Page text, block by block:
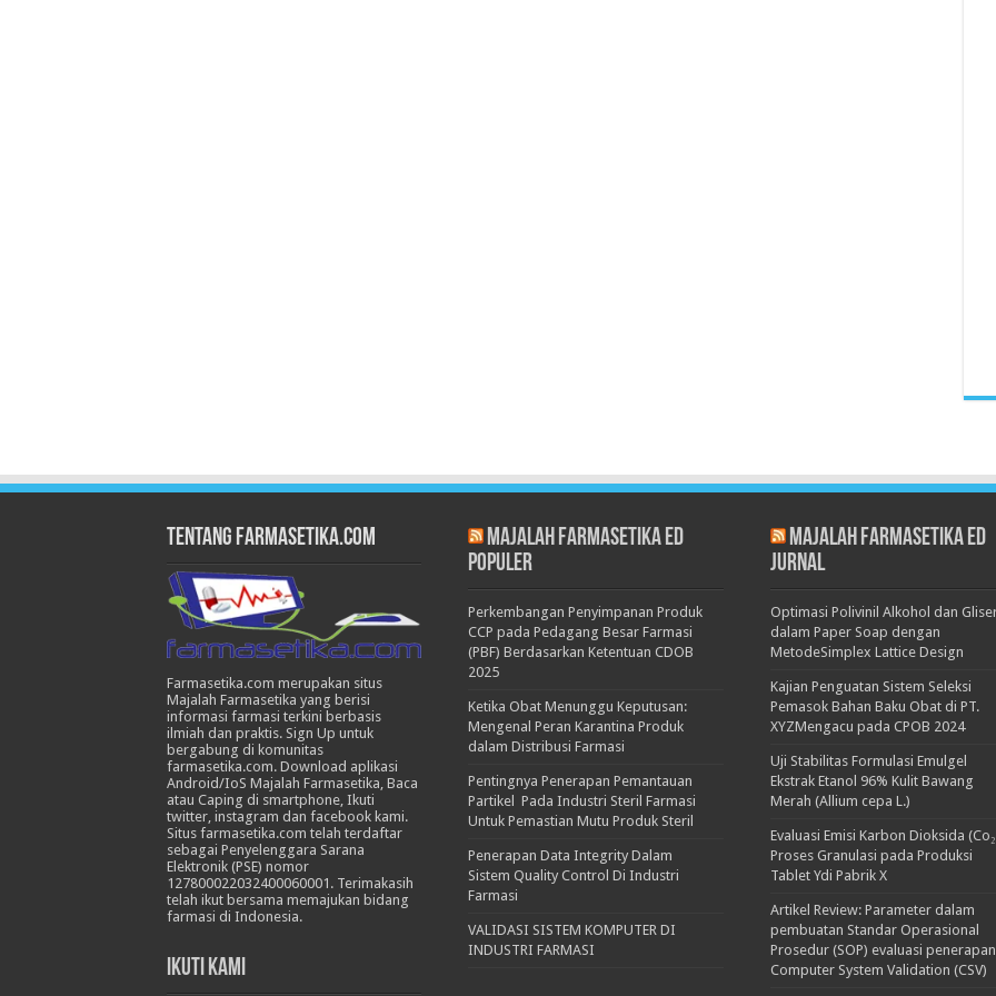
Tentang Farmasetika.com
Farmasetika.com merupakan situs
Majalah Farmasetika yang berisi
informasi farmasi terkini berbasis
ilmiah dan praktis. Sign Up untuk
bergabung di komunitas
farmasetika.com. Download aplikasi
Android/IoS Majalah Farmasetika, Baca
atau Caping di smartphone, Ikuti
twitter, instagram dan facebook kami.
Situs farmasetika.com telah terdaftar
sebagai Penyelenggara Sarana
Elektronik (PSE) nomor
127800022032400060001. Terimakasih
telah ikut bersama memajukan bidang
farmasi di Indonesia.
Ikuti Kami
Majalah Farmasetika Ed
Populer
Perkembangan Penyimpanan Produk
CCP pada Pedagang Besar Farmasi
(PBF) Berdasarkan Ketentuan CDOB
2025
Ketika Obat Menunggu Keputusan:
Mengenal Peran Karantina Produk
dalam Distribusi Farmasi
Pentingnya Penerapan Pemantauan
Partikel Pada Industri Steril Farmasi
Untuk Pemastian Mutu Produk Steril
Penerapan Data Integrity Dalam
Sistem Quality Control Di Industri
Farmasi
VALIDASI SISTEM KOMPUTER DI
INDUSTRI FARMASI
Majalah Farmasetika Ed
Jurnal
Optimasi Polivinil Alkohol dan
dalam Paper Soap dengan
MetodeSimplex Lattice Design
Kajian Penguatan Sistem Seleksi
Pemasok Bahan Baku Obat di PT.
XYZMengacu pada CPOB 2024
Uji Stabilitas Formulasi Emulgel
Ekstrak Etanol 96% Kulit Bawang
Merah (Allium cepa L.)
Evaluasi Emisi Karbon Dioksida
Proses Granulasi pada Produksi
Tablet Ydi Pabrik X
Artikel Review: Parameter dalam
pembuatan Standar Operasional
Prosedur (SOP) evaluasi penerapan
Computer System Validation (CSV)